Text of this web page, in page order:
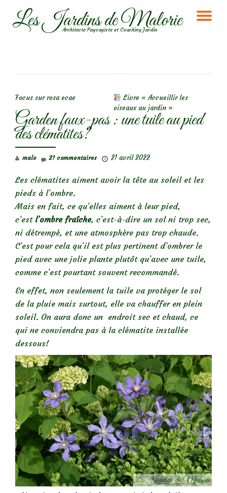
AllerLes Jardins de Malorie
Architecte Paysagiste et Coaching Jardin
Focus sur rosa ecae
Livre « Accueillir les
oiseaux au jardin »
Garden faux-pas : une tuile au pied
des clématites?
malo 21 avril 2022
21 commentaires
Les clématites aiment avoir la tête au soleil et les
pieds à l’ombre.
Mais en fait, ce qu’elles aiment à leur pied,
c’est l’ombre fraîche, c’est-à-dire un sol ni trop sec,
ni détrempé, et une atmosphère pas trop chaude.
C’est pour cela qu’il est plus pertinent d’ombrer le
pied avec une jolie plante plutôt qu’avec une tuile,
comme c’est pourtant souvent recommandé.
En effet, non seulement la tuile va protéger le sol
de la pluie mais surtout, elle va chauffer en plein
soleil. On aura donc un endroit sec et chaud, ce
qui ne conviendra pas à la clématite installée
dessous!